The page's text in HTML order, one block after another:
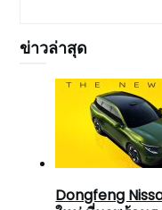
ข่าวล่าสุด
Dongfeng